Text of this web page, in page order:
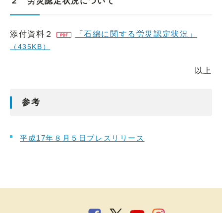
添付資料２ 「石綿に関する労災認定状況」
（435KB）
以上
参考
平成17年８月５日プレスリリース